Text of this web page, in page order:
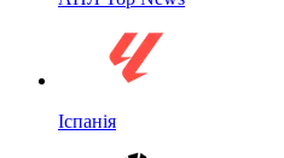
Іспанія